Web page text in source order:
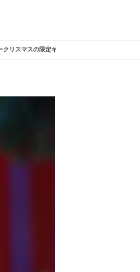
クリスマスの限定キャラ：リルリンリン